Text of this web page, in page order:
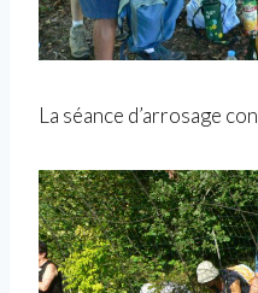
La séance d’arrosage